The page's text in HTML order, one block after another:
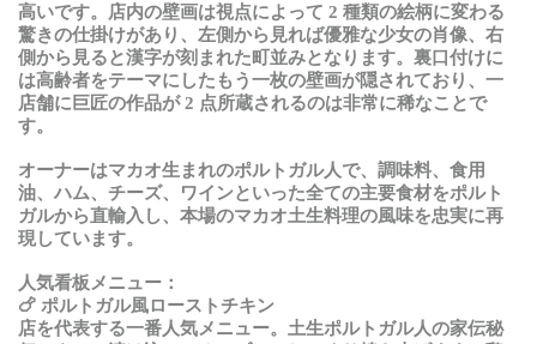
高いです。店内の壁画は視点によって 2 種類の絵柄に変わる
驚きの仕掛けがあり 、左側から 見れば優雅な少女の肖像、右
側から 見ると漢字が刻 まれた町並みとなります。 裏口付けに
は高齢者をテーマにしたもう一枚の壁画が隠されており、一
店舗に巨匠の作品が2 点所蔵されるのは非常に稀なことで
す。
オーナーはマカオ生 まれのポルトガル人で、調味料、食用
油、 ハム、 チーズ、 ワインといった全ての主要食材をポルト
ガルから直輸入 し、本場のマカオ土生料理の風味を忠実に再
現 しています。
人気看板 メニュー ：
🍗 ポルトガル風ローストチキン
店を代表する一番人気メニュー。 土生ポルトガル人の家伝秘